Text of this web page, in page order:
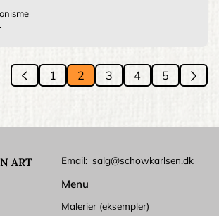
Previous
‹‹ Side
1 Side
2 Side
3 Side
4 Side
5
Next
››
ART Email salg@schowkarlsen.dk
Menu
Malerier (eksempler)